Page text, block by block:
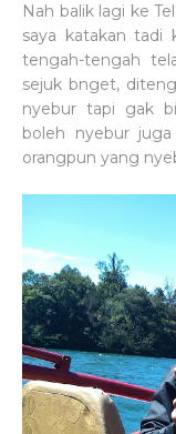
Nah balik lagi ke
saya katakan tadi
tengah-tengah
sejuk bnget,
nyebur tapi gak
boleh nyebur
orangpun yang